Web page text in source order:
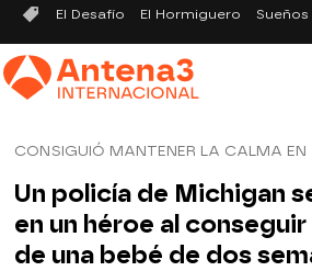
El Desafío El Hormiguero
CONSIGUIÓ MANTENER LA CALMA
Un policía de Michigan
en un héroe al
de una bebé de dos